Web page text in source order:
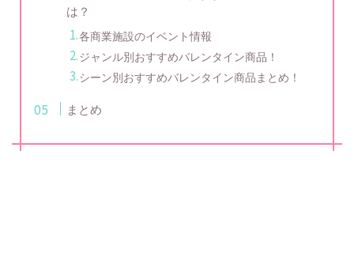
は？
各商業施設のイベント情報
ジャンル別おすすめバレンタイン商品！
シーン別おすすめバレンタイン商品まとめ！
まとめ